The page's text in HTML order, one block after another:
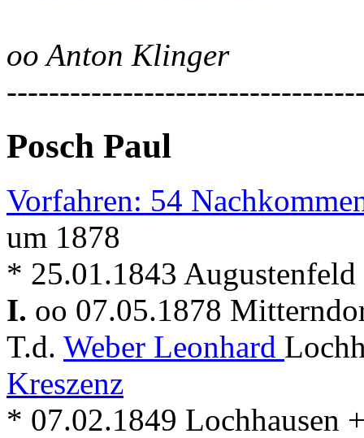
oo Anton Klinger
Posch Paul
Vorfahren: 54
um 1878
* 25.01.1843
I. oo 07.05.1878
T.d. Weber Leonhard
Kreszenz
* 07.02.1849 Lochhausen